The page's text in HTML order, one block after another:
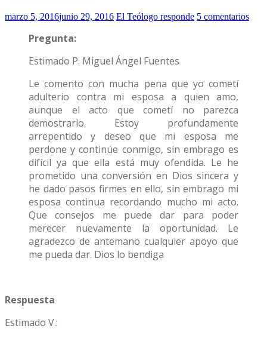
marzo 5, 2016junio 29, 2016 El Teólogo responde 5 comentarios
Pregunta:
Estimado P. Miguel Ángel Fuentes
Le comento con mucha pena que yo cometí
adulterio contra mi esposa a quien amo,
aunque el acto que cometí no parezca
demostrarlo. Estoy profundamente
arrepentido y deseo que mi esposa me
perdone y continúe conmigo, sin embrago es
difícil ya que ella está muy ofendida. Le he
prometido una conversión en Dios sincera y
he dado pasos firmes en ello, sin embrago mi
esposa continua recordando mucho mi acto.
Que consejos me puede dar para poder
merecer nuevamente la oportunidad. Le
agradezco de antemano cualquier apoyo que
me pueda dar. Dios lo bendiga
Respuesta
Estimado V.: